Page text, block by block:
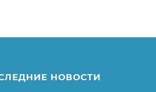
НОВОСТИ